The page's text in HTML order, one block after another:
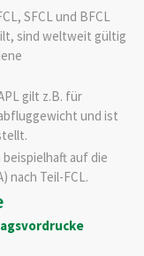
SFCL und BFCL
sind weltweit gültig
gilt z.B. für
und ist
auf die
nach Teil-FCL.